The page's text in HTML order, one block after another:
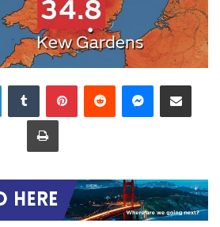
LinkedInTumblr PinterestReddit Messenger
Share via Email
Print